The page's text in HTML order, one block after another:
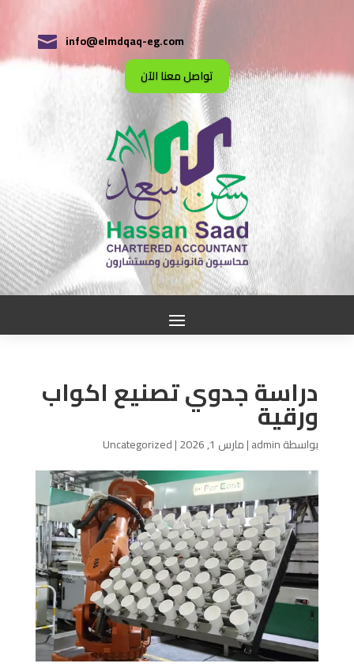
 info@elmdqaq-eg.com
تواصل معنا الآن
دراسة جدوي تصنيع اكواب
ورقية
بواسطةadmin
|مارس 1, 2026 |
Uncategorized